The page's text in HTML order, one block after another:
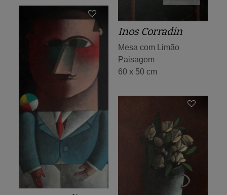
Inos Corradin
Mesa com Limão
Paisagem
60 x 50 cm